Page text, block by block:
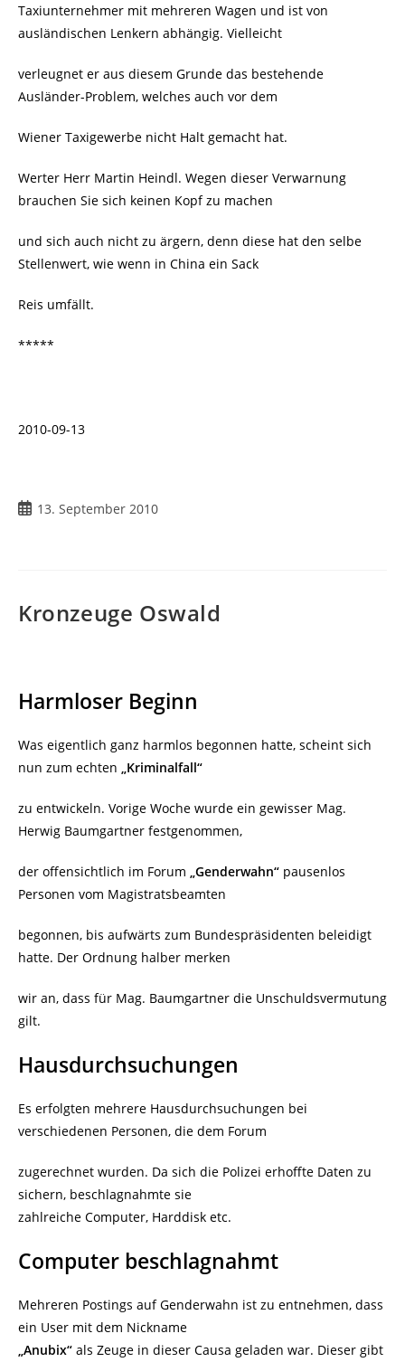
Taxiunternehmer mit mehreren Wagen und ist von
ausländischen Lenkern abhängig. Vielleicht
verleugnet er aus diesem Grunde das bestehende
Ausländer-Problem, welches auch vor dem
Wiener Taxigewerbe nicht Halt gemacht hat.
Werter Herr Martin Heindl. Wegen dieser Verwarnung
brauchen Sie sich keinen Kopf zu machen
und sich auch nicht zu ärgern, denn diese hat den selbe
Stellenwert, wie wenn in China ein Sack
Reis umfällt.
*****
2010-09-13
Beitrag13. September 2010
Kronzeuge Oswald
Harmloser Beginn
Was eigentlich ganz harmlos begonnen hatte, scheint sich
nun zum echten
„Kriminalfall“
zu entwickeln. Vorige Woche wurde ein gewisser Mag.
Herwig Baumgartner festgenommen,
der offensichtlich im Forum „Genderwahn“ pausenlos
Personen vom Magistratsbeamten
begonnen, bis aufwärts zum Bundespräsidenten beleidigt
hatte. Der Ordnung halber merken
wir an, dass für Mag. Baumgartner die Unschuldsvermutung
gilt.
Hausdurchsuchungen
Es erfolgten mehrere Hausdurchsuchungen bei
verschiedenen Personen, die dem Forum
zugerechnet wurden. Da sich die Polizei erhoffte Daten zu
sichern, beschlagnahmte sie
zahlreiche Computer, Harddisk etc.
Computer beschlagnahmt
Mehreren Postings auf Genderwahn ist zu entnehmen, dass
ein User mit dem Nickname
„Anubix“ als Zeuge in dieser Causa geladen war. Dieser gibt